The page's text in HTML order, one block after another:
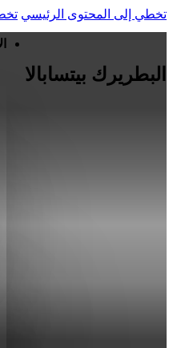
تخطي إلى المحتوى الرئيسي
البطريرك بيتسابالا